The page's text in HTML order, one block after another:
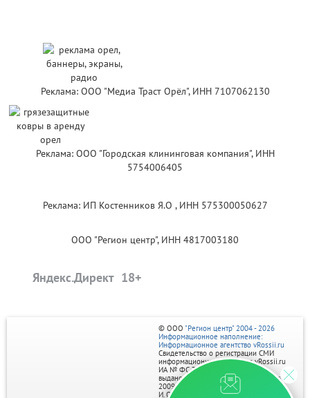
Реклама: ООО "Медиа Траст Орёл", ИНН 7107062130
Реклама: ООО "Городская клининговая компания", ИНН
5754006405
Реклама: ИП Костенников Я.О , ИНН 575300050627
ООО "Регион центр", ИНН 4817003180
Яндекс.Директ
© ООО "Регион центр" 2004 - 2026
Информационное наполнение:
Информационное агентство vRossii.ru
Свидетельство о регистрации СМИ
информационного агентства vRossii.ru
ИА № ФС 77‑35502
выдано РОСКОМНАДЗОРом 04 марта
2009г.
И. О. Главного редактора Нарыков А. Н.